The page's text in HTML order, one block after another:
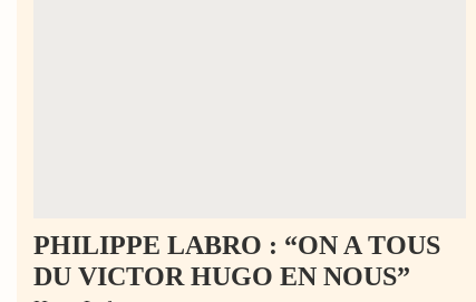
PHILIPPE LABRO : “ON A TOUS
DU VICTOR HUGO EN NOUS”